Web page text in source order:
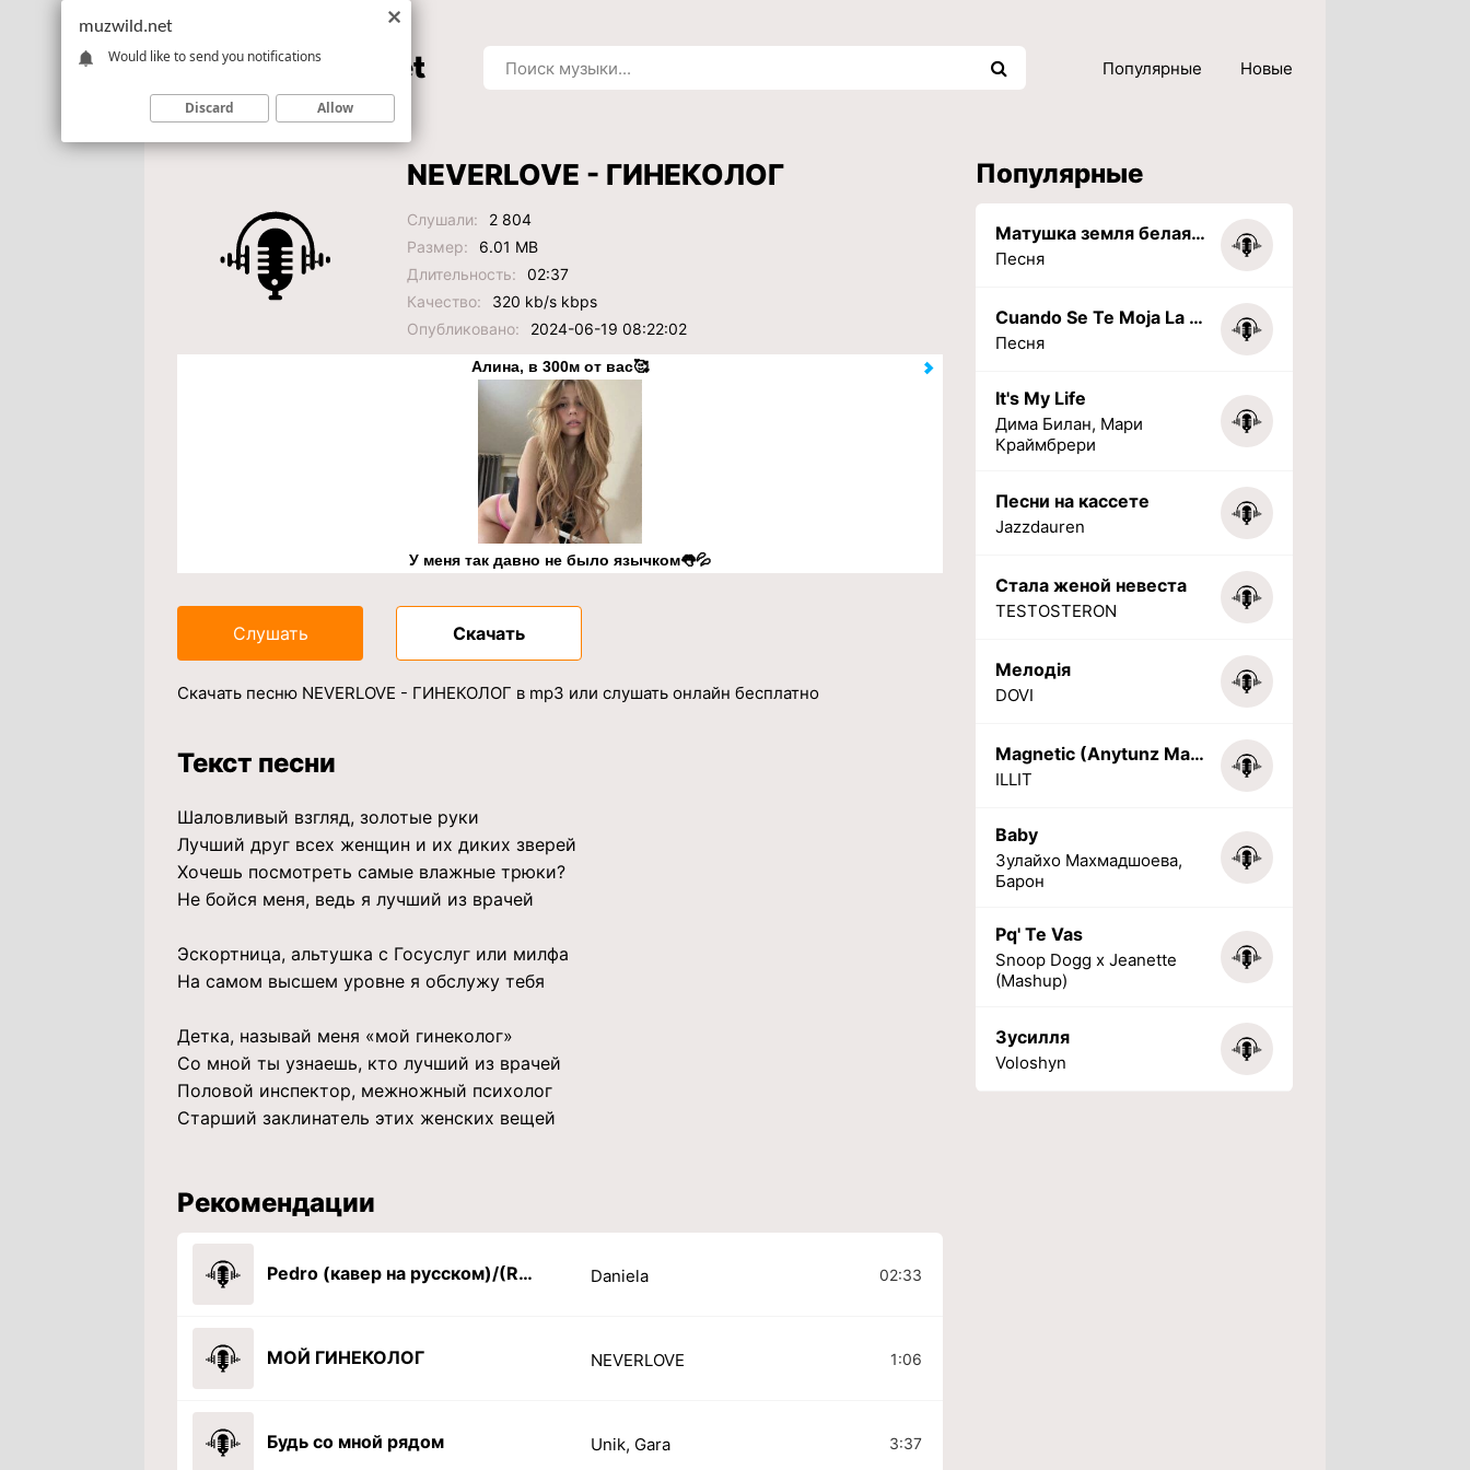
Популярные Новые
NEVERLOVE - ГИНЕКОЛОГ
Слушали:
2 804
Размер:
6.01 MB
Длительность:
02:37
Качество:
320 kb/s kbps
Опубликовано:
2024-06-19 08:22:02
Алина, в 300м от вас🥰
У меня так давно не было язычком👅💦
Слушать Скачать
Скачать песню NEVERLOVE - ГИНЕКОЛОГ в mp3 или слушать онлайн бесплатно
Текст песни
Шаловливый взгляд, золотые руки
Лучший друг всех женщин и их диких зверей
Хочешь посмотреть самые влажные трюки?
Не бойся меня, ведь я лучший из врачей
Эскортница, альтушка с Госуслуг или милфа
На самом высшем уровне я обслужу тебя
Детка, называй меня «мой гинеколог»
Со мной ты узнаешь, кто лучший из врачей
Половой инспектор, межножный психолог
Старший заклинатель этих женских вещей
Рекомендации
Pedro (кавер на русском)/(Russian cover) Daniela 02:33
МОЙ ГИНЕКОЛОГ NEVERLOVE 1:06
Будь со мной рядом Unik, Gara 3:37
Популярные
Матушка земля белая березонька
Песня
Cuando Se Te Moja La Tarea (PHONK) (Slowed + Reverbed)
Песня
It's My Life
Дима Билан, Мари
Краймбрери
Песни на кассете
Jazzdauren
Стала женой невеста
TESTOSTERON
Мелодія
DOVI
Magnetic (Anytunz Marimba Ringtone)
ILLIT
Baby
Зулайхо Махмадшоева,
Барон
Pq' Te Vas
Snoop Dogg x Jeanette
(Mashup)
Зусилля
Voloshyn
muzwild.net
Would like to send you notifications
Discard Allow